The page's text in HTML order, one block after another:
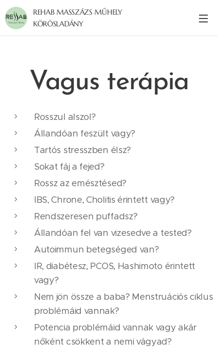
REHAB MASSZÁZS MŰHELY
KÖRÖSLADÁNY
Vagus terápia
Rosszul alszol?
Állandóan feszült vagy?
Tartós stresszben élsz?
Sokat fáj a fejed?
Rossz az emésztésed?
IBS, Chrone, Cholitis érintett vagy?
Rendszeresen puffadsz?
Állandóan fel van vizesedve a tested?
Autoimmun betegséged van?
IR, diabétesz, PCOS, Hashimoto érintett
vagy?
Nem jön össze a baba? Menstruációs ciklus
problémáid vannak?
Potencia problémáid vannak vagy akár
nőként csökkent a nemi vágyad?